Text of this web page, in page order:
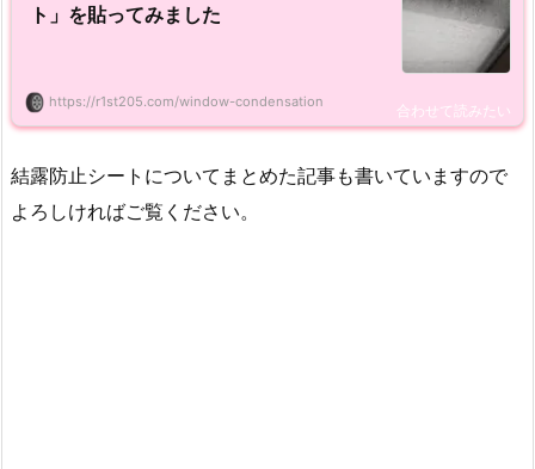
ト」を貼ってみました
https://r1st205.com/window-condensation
結露防止シートについてまとめた記事も書いていますので
よろしければご覧ください。